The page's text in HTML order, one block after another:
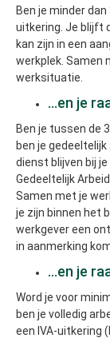
Ben je minder
uitkering. Je blijft
kan zijn in een
werkplek. Samen
werksituatie.
...en je
Ben je tussen de
ben je
dienst blijven bij
Gedeeltelijk
Samen met je
je zijn binnen het
werkgever een
in aanmerking
...en je
Word je voor
ben je volledig
een IVA-uitkering